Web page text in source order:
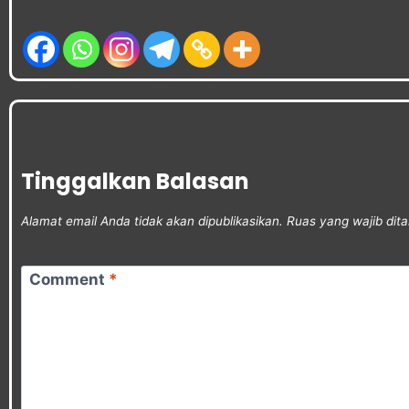
Tinggalkan Balasan
Alamat email Anda tidak akan dipublikasikan. Ruas yang wajib
Comment *